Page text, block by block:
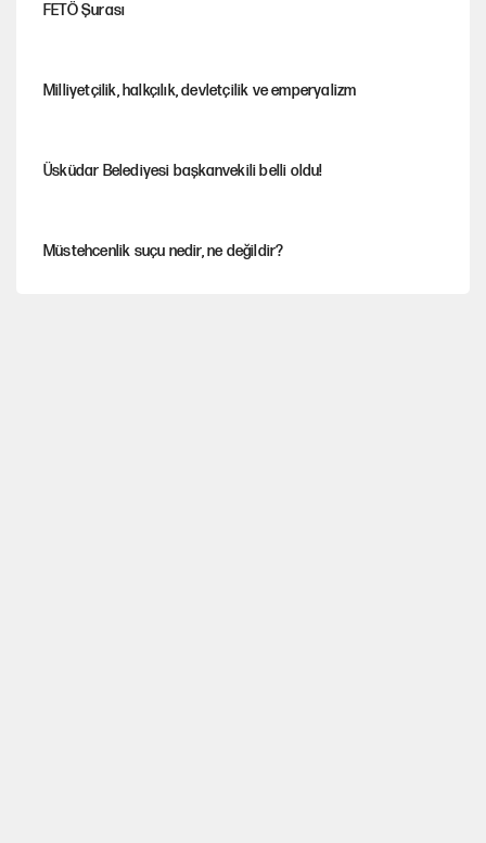
FETÖ Şurası
Milliyetçilik, halkçılık, devletçilik ve emperyalizm
Üsküdar Belediyesi başkanvekili belli oldu!
Müstehcenlik suçu nedir, ne değildir?